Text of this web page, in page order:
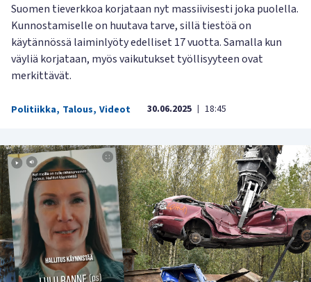
Suomen tieverkkoa korjataan nyt massiivisesti joka puolella.
Kunnostamiselle on huutava tarve, sillä tiestöä on
käytännössä laiminlyöty edelliset 17 vuotta. Samalla kun
väyliä korjataan, myös vaikutukset työllisyyteen ovat
merkittävät.
Politiikka, Talous, Videot 30.06.2025 | 18:45